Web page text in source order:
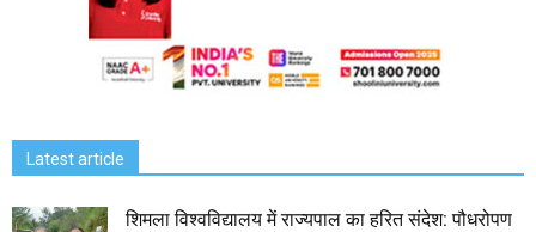
Latest article
शिमला विश्वविद्यालय में राज्यपाल का हरित संदेश: पौधरोपण